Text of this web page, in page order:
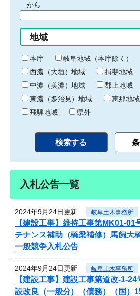
間
始
り
から
間
終
わ
り
地域
本庁
岐阜地域（本庁除く）
西濃（大垣）地域
揖斐地域
中濃（美濃）地域
郡上地域
東濃（多治見）地域
恵那地域
飛騨地域
県外
入札公告一覧
2024年9月24日更新 岐阜土木事務所
【建設工事】維持工事第MK01-
テナンス補助（橋梁補修）馬飼大
一般競争入札公告
2024年9月24日更新 岐阜土木事務所
【建設工事】建設工事第道改-1-
設改良（一般分）（債務）（国